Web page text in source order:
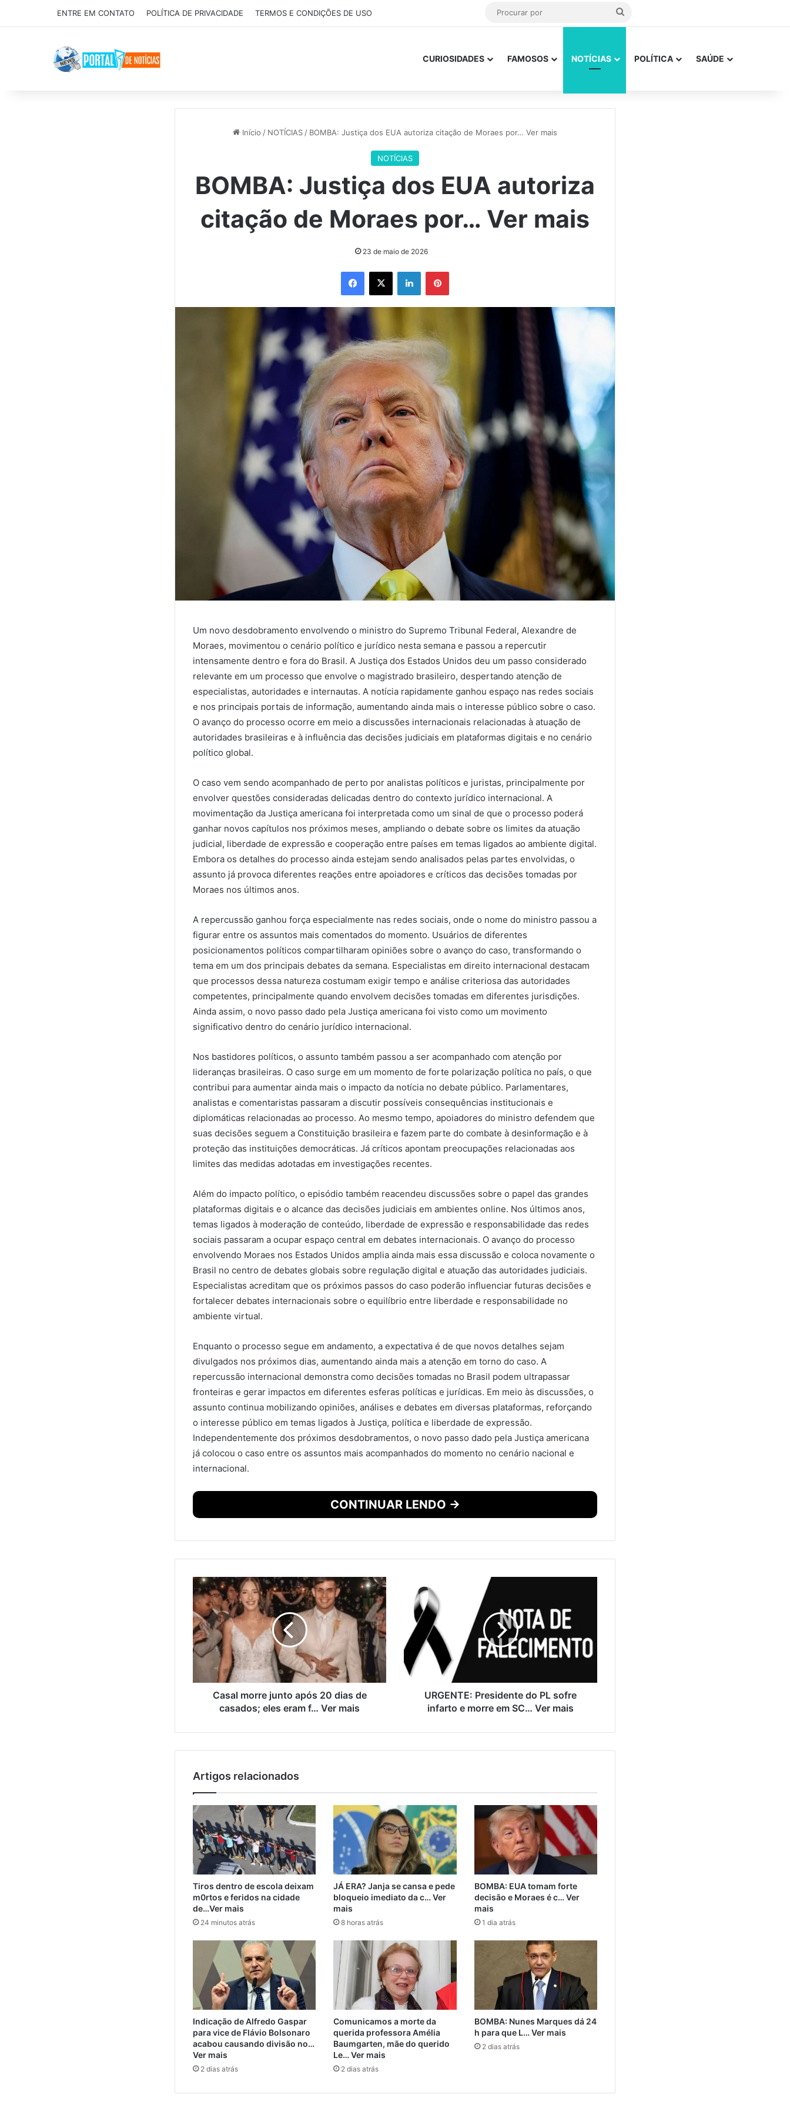
ENTRE EM CONTATO POLÍTICA DE PRIVACIDADE TERMOS E CONDIÇÕES DE USO
CURIOSIDADES FAMOSOS NOTÍCIAS POLÍTICA SAÚDE
Início / NOTÍCIAS / BOMBA: Justiça dos EUA autoriza citação de Moraes por… Ver mais
NOTÍCIAS
BOMBA: Justiça dos EUA autoriza
citação de Moraes por… Ver mais
23 de maio de 2026
Facebook
X LinkedinPinterest
Um novo desdobramento envolvendo o ministro do Supremo Tribunal Federal, Alexandre de
Moraes, movimentou o cenário político e jurídico nesta semana e passou a repercutir
intensamente dentro e fora do Brasil. A Justiça dos Estados Unidos deu um passo considerado
relevante em um processo que envolve o magistrado brasileiro, despertando atenção de
especialistas, autoridades e internautas. A notícia rapidamente ganhou espaço nas redes sociais
e nos principais portais de informação, aumentando ainda mais o interesse público sobre o caso.
O avanço do processo ocorre em meio a discussões internacionais relacionadas à atuação de
autoridades brasileiras e à influência das decisões judiciais em plataformas digitais e no cenário
político global.
O caso vem sendo acompanhado de perto por analistas políticos e juristas, principalmente por
envolver questões consideradas delicadas dentro do contexto jurídico internacional. A
movimentação da Justiça americana foi interpretada como um sinal de que o processo poderá
ganhar novos capítulos nos próximos meses, ampliando o debate sobre os limites da atuação
judicial, liberdade de expressão e cooperação entre países em temas ligados ao ambiente digital.
Embora os detalhes do processo ainda estejam sendo analisados pelas partes envolvidas, o
assunto já provoca diferentes reações entre apoiadores e críticos das decisões tomadas por
Moraes nos últimos anos.
A repercussão ganhou força especialmente nas redes sociais, onde o nome do ministro passou a
figurar entre os assuntos mais comentados do momento. Usuários de diferentes
posicionamentos políticos compartilharam opiniões sobre o avanço do caso, transformando o
tema em um dos principais debates da semana. Especialistas em direito internacional destacam
que processos dessa natureza costumam exigir tempo e análise criteriosa das autoridades
competentes, principalmente quando envolvem decisões tomadas em diferentes jurisdições.
Ainda assim, o novo passo dado pela Justiça americana foi visto como um movimento
significativo dentro do cenário jurídico internacional.
Nos bastidores políticos, o assunto também passou a ser acompanhado com atenção por
lideranças brasileiras. O caso surge em um momento de forte polarização política no país, o que
contribui para aumentar ainda mais o impacto da notícia no debate público. Parlamentares,
analistas e comentaristas passaram a discutir possíveis consequências institucionais e
diplomáticas relacionadas ao processo. Ao mesmo tempo, apoiadores do ministro defendem que
suas decisões seguem a Constituição brasileira e fazem parte do combate à desinformação e à
proteção das instituições democráticas. Já críticos apontam preocupações relacionadas aos
limites das medidas adotadas em investigações recentes.
Além do impacto político, o episódio também reacendeu discussões sobre o papel das grandes
plataformas digitais e o alcance das decisões judiciais em ambientes online. Nos últimos anos,
temas ligados à moderação de conteúdo, liberdade de expressão e responsabilidade das redes
sociais passaram a ocupar espaço central em debates internacionais. O avanço do processo
envolvendo Moraes nos Estados Unidos amplia ainda mais essa discussão e coloca novamente o
Brasil no centro de debates globais sobre regulação digital e atuação das autoridades judiciais.
Especialistas acreditam que os próximos passos do caso poderão influenciar futuras decisões e
fortalecer debates internacionais sobre o equilíbrio entre liberdade e responsabilidade no
ambiente virtual.
Enquanto o processo segue em andamento, a expectativa é de que novos detalhes sejam
divulgados nos próximos dias, aumentando ainda mais a atenção em torno do caso. A
repercussão internacional demonstra como decisões tomadas no Brasil podem ultrapassar
fronteiras e gerar impactos em diferentes esferas políticas e jurídicas. Em meio às discussões, o
assunto continua mobilizando opiniões, análises e debates em diversas plataformas, reforçando
o interesse público em temas ligados à Justiça, política e liberdade de expressão.
Independentemente dos próximos desdobramentos, o novo passo dado pela Justiça americana
já colocou o caso entre os assuntos mais acompanhados do momento no cenário nacional e
internacional.
CONTINUAR LENDO →
Casal morre junto após 20 dias de
casados; eles eram f… Ver mais
URGENTE: Presidente do PL sofre
infarto e morre em SC… Ver mais
Artigos relacionados
Tiros dentro de escola deixam
m0rtos e feridos na cidade
de…Ver mais
24 minutos atrás
JÁ ERA? Janja se cansa e pede
bloqueio imediato da c… Ver
mais
8 horas atrás
BOMBA: EUA tomam forte
decisão e Moraes é c… Ver
mais
1 dia atrás
Indicação de Alfredo Gaspar
para vice de Flávio Bolsonaro
acabou causando divisão no…
Ver mais
2 dias atrás
Comunicamos a morte da
querida professora Amélia
Baumgarten, mãe do querido
Le… Ver mais
2 dias atrás
BOMBA: Nunes Marques dá 24
h para que L… Ver mais
2 dias atrás